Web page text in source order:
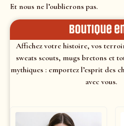
Et nous ne l’oublierons pas.
Boutique
Affichez votre histoire, vos
sweats scouts, mugs bretons et
mythiques : emportez l’esprit des
avec vous.